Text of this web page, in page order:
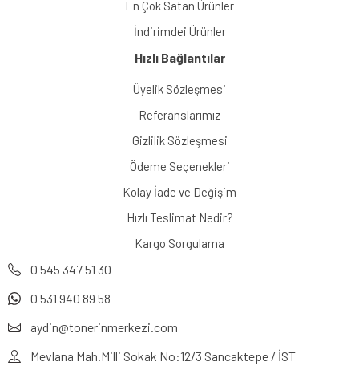
En Çok Satan Ürünler
İndirimdei Ürünler
Hızlı Bağlantılar
Üyelik Sözleşmesi
Referanslarımız
Gizlilik Sözleşmesi
Ödeme Seçenekleri
Kolay İade ve Değişim
Hızlı Teslimat Nedir?
Kargo Sorgulama
0 545 347 51 30
0 531 940 89 58
aydin@tonerinmerkezi.com
Mevlana Mah.Milli Sokak No:12/3 Sancaktepe / İST